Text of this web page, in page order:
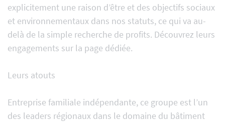
explicitement une raison d’être et des objectifs sociaux
et environnementaux dans nos statuts, ce qui va au-
delà de la simple recherche de profits. Découvrez leurs
engagements sur la page dédiée.
Leurs atouts
Entreprise familiale indépendante, ce groupe est l’un
des leaders régionaux dans le domaine du bâtiment